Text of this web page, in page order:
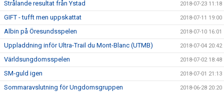
Strålande resultat från Ystad 2018-07-23 11:18
GIFT - tufft men uppskattat 2018-07-11 19:00
Albin på Öresundsspelen 2018-07-10 16:01
Uppladdning inför Ultra-Trail du Mont-Blanc (UTMB) 2018-07-04 20:42
Världsungdomsspelen 2018-07-02 18:48
SM-guld igen 2018-07-01 21:13
Sommaravslutning för Ungdomsgruppen 2018-06-28 20:20